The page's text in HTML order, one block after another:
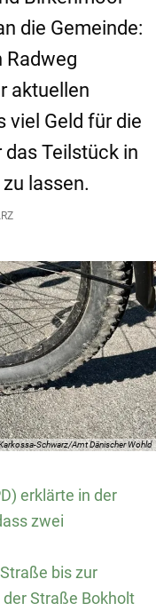
die Gemeinde:
Radweg
aktuellen
viel Geld für die
das Teilstück in
lassen.
Schwarz/Amt Dänischer Wohld
erklärte in der
zwei
bis zur
Straße Bokholt